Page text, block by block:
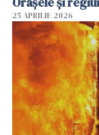
25 APRILIE 2026